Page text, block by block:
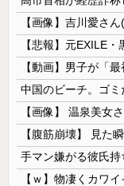
中国のビーチ。ゴミ
【腹筋崩壊】 見た
【ｗ】物凄くカワ